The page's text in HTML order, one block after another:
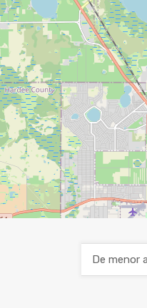
De menor